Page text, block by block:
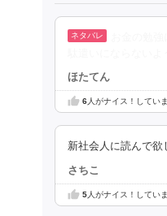
駄遣いにならない
ほたてん
6人がナイス！してい
新社会人に読んで欲
さちこ
5人がナイス！してい